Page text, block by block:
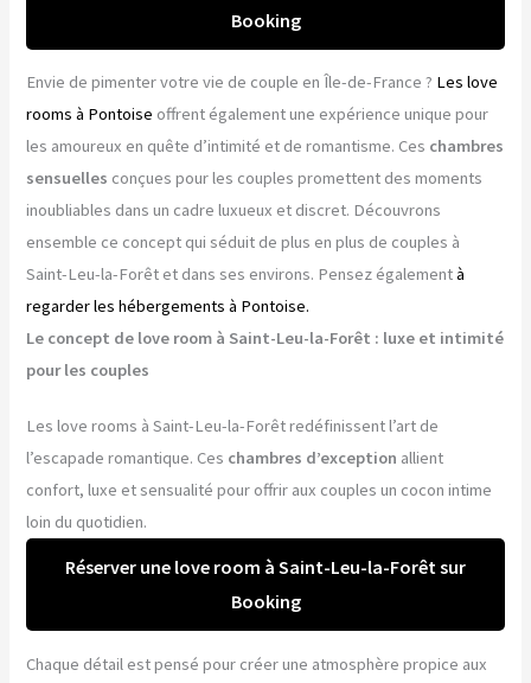
Booking
Envie de pimenter votre vie de couple en Île-de-France ? Les love
rooms à Pontoise offrent également une expérience unique pour
les amoureux en quête d’intimité et de romantisme. Ces chambres
sensuelles conçues pour les couples promettent des moments
inoubliables dans un cadre luxueux et discret. Découvrons
ensemble ce concept qui séduit de plus en plus de couples à
Saint-Leu-la-Forêt et dans ses environs. Pensez égalementà
regarder les hébergements à Pontoise.
Le concept de love room à Saint-Leu-la-Forêt : luxe et intimité
pour les couples
Les love rooms à Saint-Leu-la-Forêt redéfinissent l’art de
l’escapade romantique. Ces chambres d’exception allient
confort, luxe et sensualité pour offrir aux couples un cocon intime
loin du quotidien.
Réserver une love room à Saint-Leu-la-Forêt sur
Booking
Chaque détail est pensé pour créer une atmosphère propice aux